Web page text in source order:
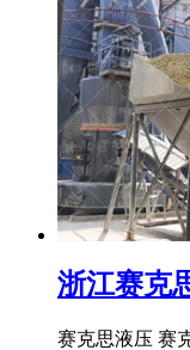
浙江赛克
赛克思液压 赛